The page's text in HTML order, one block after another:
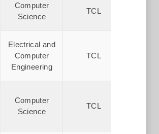
Computer
Science
TCL
Electrical and
Computer
Engineering
TCL
Computer
Science
TCL